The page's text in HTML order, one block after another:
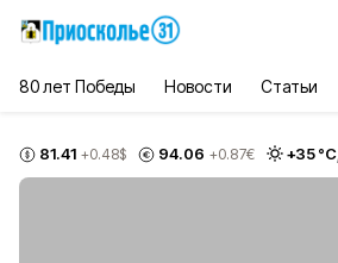
80 лет Победы Новости Статьи
81.41 +0.48$ 94.06 +0.87€ +35°С,